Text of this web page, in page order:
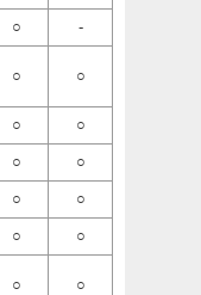
○ -
○ ○
○ ○
○ ○
○ ○
○ ○
○ ○